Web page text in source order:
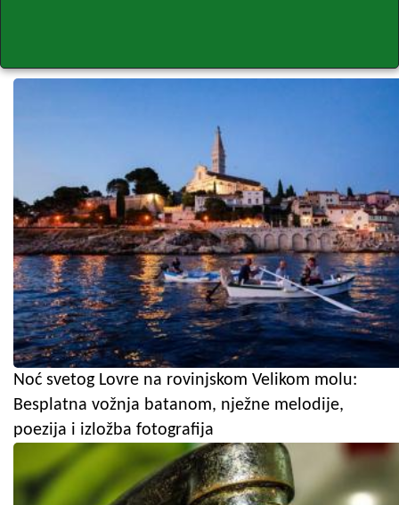
Noć svetog Lovre na rovinjskom Velikom molu:
Besplatna vožnja batanom, nježne melodije,
poezija i izložba fotografija